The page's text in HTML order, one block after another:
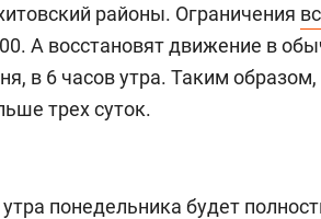
районы. Ограничения
А восстановят движение в
в 6 часов утра. Таким
трех суток.
понедельника будет